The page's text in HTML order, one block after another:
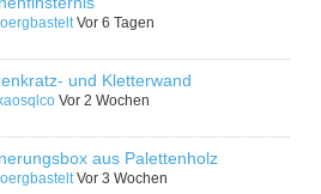
Vor 6 Tagen
und Kletterwand
Vor 2 Wochen
aus Palettenholz
Vor 3 Wochen